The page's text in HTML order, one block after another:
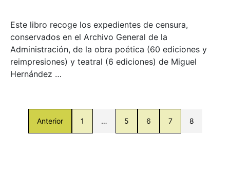
Este libro recoge los expedientes de censura,
conservados en el Archivo General de la
Administración, de la obra poética (60 ediciones y
reimpresiones) y teatral (6 ediciones) de Miguel
Hernández …
Anterior 1 … 5 6 7 8